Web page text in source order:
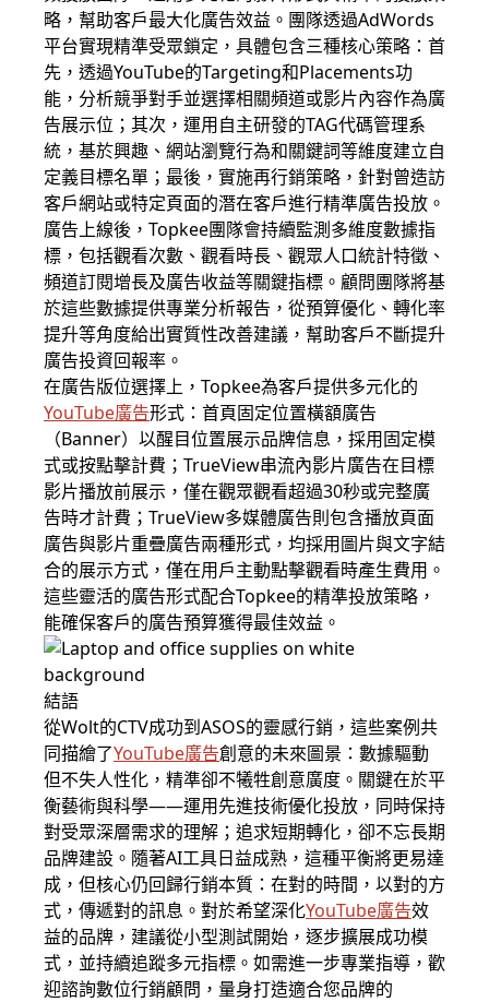
略，幫助客戶最大化廣告效益。團隊透過AdWords
平台實現精準受眾鎖定，具體包含三種核心策略：首
先，透過YouTube的Targeting和Placements功
能，分析競爭對手並選擇相關頻道或影片內容作為廣
告展示位；其次，運用自主研發的TAG代碼管理系
統，基於興趣、網站瀏覽行為和關鍵詞等維度建立自
定義目標名單；最後，實施再行銷策略，針對曾造訪
客戶網站或特定頁面的潛在客戶進行精準廣告投放。
廣告上線後，Topkee團隊會持續監測多維度數據指
標，包括觀看次數、觀看時長、觀眾人口統計特徵、
頻道訂閱增長及廣告收益等關鍵指標。顧問團隊將基
於這些數據提供專業分析報告，從預算優化、轉化率
提升等角度給出實質性改善建議，幫助客戶不斷提升
廣告投資回報率。
在廣告版位選擇上，Topkee為客戶提供多元化的
YouTube廣告形式：首頁固定位置橫額廣告
（Banner）以醒目位置展示品牌信息，採用固定模
式或按點擊計費；TrueView串流內影片廣告在目標
影片播放前展示，僅在觀眾觀看超過30秒或完整廣
告時才計費；TrueView多媒體廣告則包含播放頁面
廣告與影片重疊廣告兩種形式，均採用圖片與文字結
合的展示方式，僅在用戶主動點擊觀看時產生費用。
這些靈活的廣告形式配合Topkee的精準投放策略，
能確保客戶的廣告預算獲得最佳效益。
結語
從Wolt的CTV成功到ASOS的靈感行銷，這些案例共
同描繪了YouTube廣告創意的未來圖景：數據驅動
但不失人性化，精準卻不犧牲創意廣度。關鍵在於平
衡藝術與科學——運用先進技術優化投放，同時保持
對受眾深層需求的理解；追求短期轉化，卻不忘長期
品牌建設。隨著AI工具日益成熟，這種平衡將更易達
成，但核心仍回歸行銷本質：在對的時間，以對的方
式，傳遞對的訊息。對於希望深化YouTube廣告效
益的品牌，建議從小型測試開始，逐步擴展成功模
式，並持續追蹤多元指標。如需進一步專業指導，歡
迎諮詢數位行銷顧問，量身打造適合您品牌的